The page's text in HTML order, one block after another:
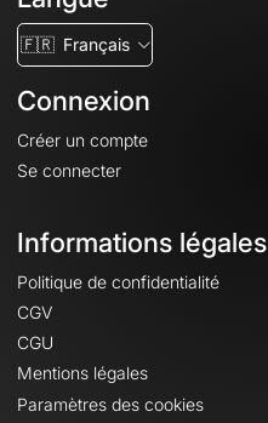
🇫🇷 Français
Connexion
Créer un compte
Se connecter
Informations légales
Politique de confidentialité
CGV
CGU
Mentions légales
Paramètres des cookies